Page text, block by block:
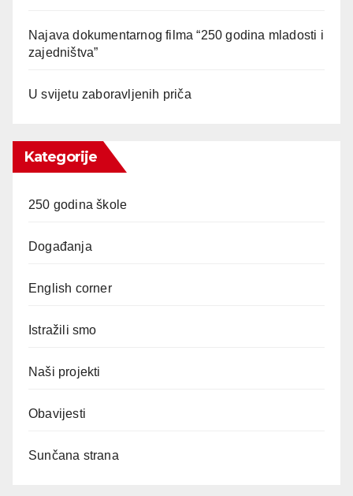
Najava dokumentarnog filma “250 godina mladosti i
zajedništva”
U svijetu zaboravljenih priča
Kategorije
250 godina škole
Događanja
English corner
Istražili smo
Naši projekti
Obavijesti
Sunčana strana